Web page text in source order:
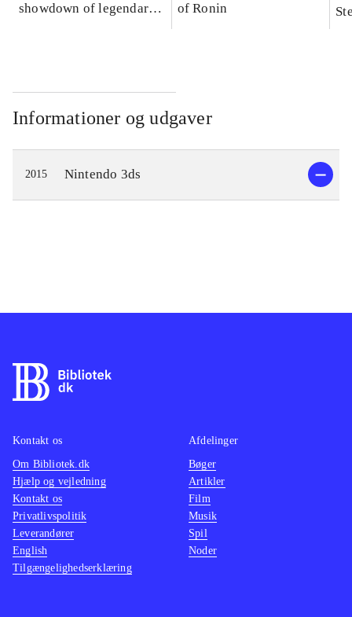
showdown of legendary
of Ronin
Informationer og udgaver
2015 Nintendo 3ds
Kontakt os
Om Bibliotek.dk
Hjælp og vejledning
Kontakt os
Privatlivspolitik
Leverandører
English
Tilgængelighedserklæring
Afdelinger
Bøger
Artikler
Film
Musik
Spil
Noder